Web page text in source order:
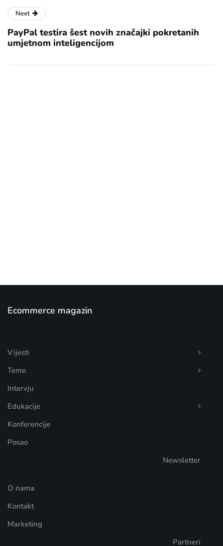
Next
PayPal testira šest novih značajki pokretanih
umjetnom inteligencijom
Ecommerce magazin
Vijesti
Teme
Intervju
Edukacije
Konferencije
Posao
Newsletter
O nama
Kontakt
Marketing
Partneri